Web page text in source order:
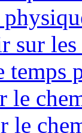
sur
le
le